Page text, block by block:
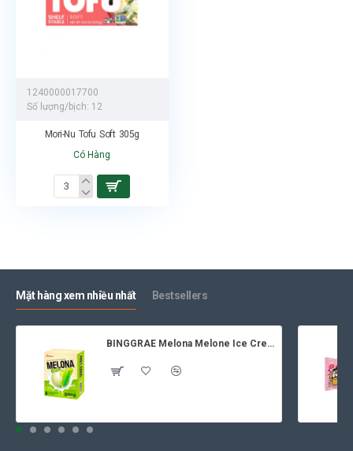
1240000017700
Số lượng/bịch: 12
Mori-Nu Tofu Soft 305g
Có Hàng
Mặt hàng xem nhiều nhất Bestsellers
BINGGRAE Melona Melone Ice Cream 8x70ml